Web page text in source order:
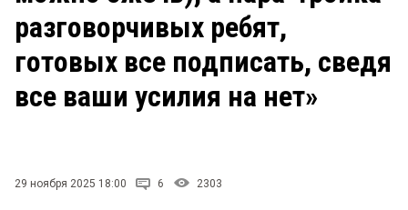
разговорчивых ребят,
готовых все подписать, сведя
все ваши усилия на нет»
29 ноября 2025 18:00 6 2303